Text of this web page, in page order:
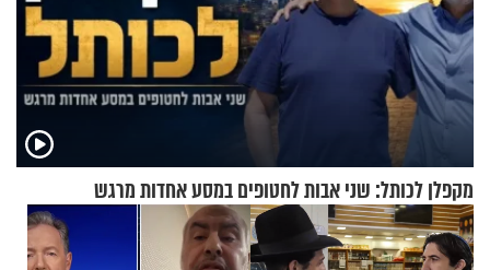
מקפלן לכותל: שני אבות לחטופים במסע אחדות מרגש